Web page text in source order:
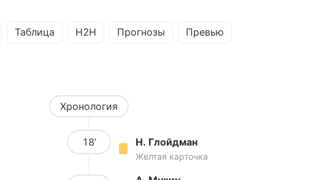
Таблица H2H Прогнозы Превью
Хронология
18’ Н. Глойдман
Желтая карточка